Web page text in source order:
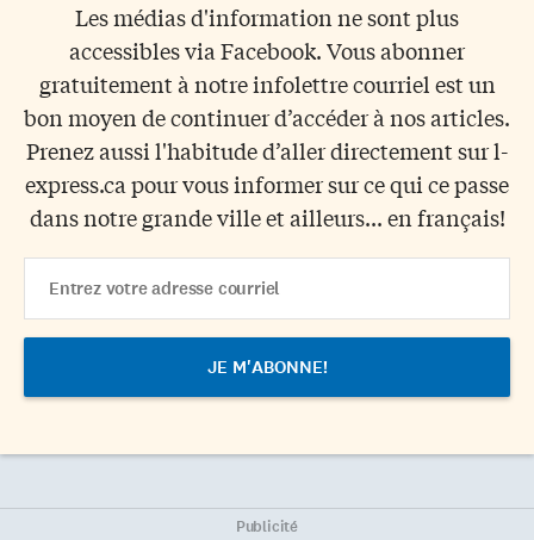
Les médias d'information ne sont plus
accessibles via Facebook. Vous abonner
gratuitement à notre infolettre courriel est un
bon moyen de continuer d’accéder à nos articles.
Prenez aussi l'habitude d’aller directement sur l-
express.ca pour vous informer sur ce qui ce passe
dans notre grande ville et ailleurs... en français!
Address
Publicité